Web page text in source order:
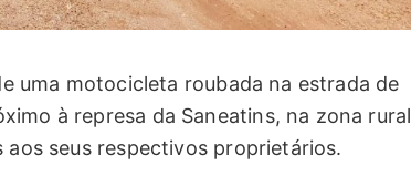
uma motocicleta roubada na estrada de
à represa da Saneatins, na zona rural
seus respectivos proprietários.